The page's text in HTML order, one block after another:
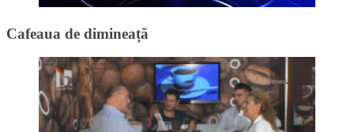
Cafeaua de dimineață